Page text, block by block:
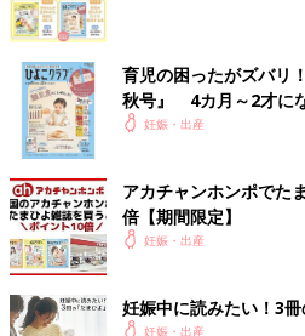
育児の困ったがズバリ
秋号』 4カ月～2才に
いっぱい！
妊娠・出産
アカチャンホンポでた
倍【期間限定】
妊娠・出産
妊娠中に読みたい！3冊
妊娠・出産